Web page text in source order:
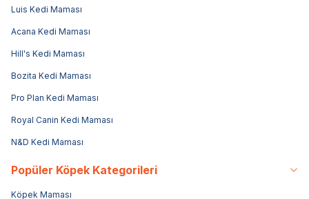
Luis Kedi Maması
Acana Kedi Maması
Hill's Kedi Maması
Bozita Kedi Maması
Pro Plan Kedi Maması
Royal Canin Kedi Maması
N&D Kedi Maması
Popüler Köpek Kategorileri
Köpek Maması